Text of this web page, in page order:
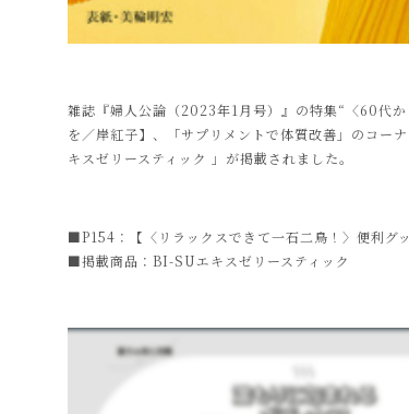
雑誌『婦人公論（2023年1月号）』の特集“〈60代
を／岸紅子】、「サプリメントで体質改善」のコー
キスゼリースティック 」が掲載されました。
■P154：【〈リラックスできて一石二鳥！〉便利グ
■掲載商品：BI-SUエキスゼリースティック